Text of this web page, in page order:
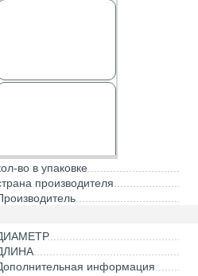
во в упаковке
производителя
информация